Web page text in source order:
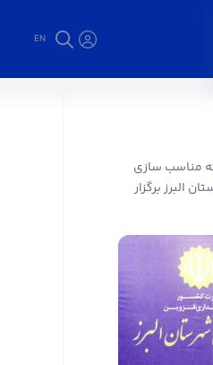
EN
مناسب سازی
البرز برگزار